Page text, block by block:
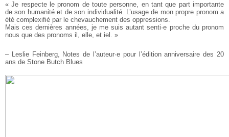
« Je respecte le pronom de toute personne, en tant que part importante
de son humanité et de son individualité. L’usage de mon propre pronom a
été complexifié par le chevauchement des oppressions.
Mais ces dernières années, je me suis autant senti·e proche du pronom
nous que des pronoms il, elle, et iel. »
– Leslie Feinberg, Notes de l’auteur·e pour l’édition anniversaire des 20
ans de Stone Butch Blues